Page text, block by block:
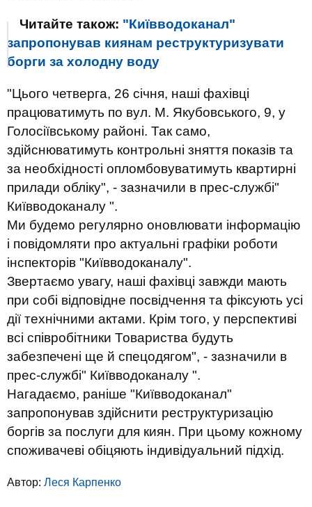
Читайте також: "Київводоканал"
запропонував киянам реструктуризувати
борги за холодну воду
"Цього четверга, 26 січня, наші фахівці
працюватимуть по вул. М. Якубовського, 9, у
Голосіївському районі. Так само,
здійснюватимуть контрольні зняття показів та
за необхідності опломбовуватимуть квартирні
прилади обліку", - зазначили в прес-службі"
Київводоканалу ".
Ми будемо регулярно оновлювати інформацію
і повідомляти про актуальні графіки роботи
інспекторів "Київводоканалу".
Звертаємо увагу, наші фахівці завжди мають
при собі відповідне посвідчення та фіксують усі
дії технічними актами. Крім того, у перспективі
всі співробітники Товариства будуть
забезпечені ще й спецодягом", - зазначили в
прес-службі" Київводоканалу ".
Нагадаємо, раніше "Київводоканал"
запропонував здійснити реструктуризацію
боргів за послуги для киян. При цьому кожному
споживачеві обіцяють індивідуальний підхід.
Автор: Леся Карпенко